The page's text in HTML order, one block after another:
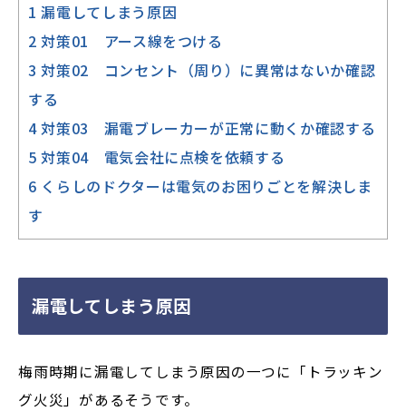
1 漏電してしまう原因
2 対策01 アース線をつける
3 対策02 コンセント（周り）に異常はないか確認
する
4対策03 漏電ブレーカーが正常に動くか確認する
5 対策04 電気会社に点検を依頼する
6 くらしのドクターは電気のお困りごとを解決しま
す
漏電してしまう原因
梅雨時期に漏電してしまう原因の一つに「トラッキン
グ火災」があるそうです。